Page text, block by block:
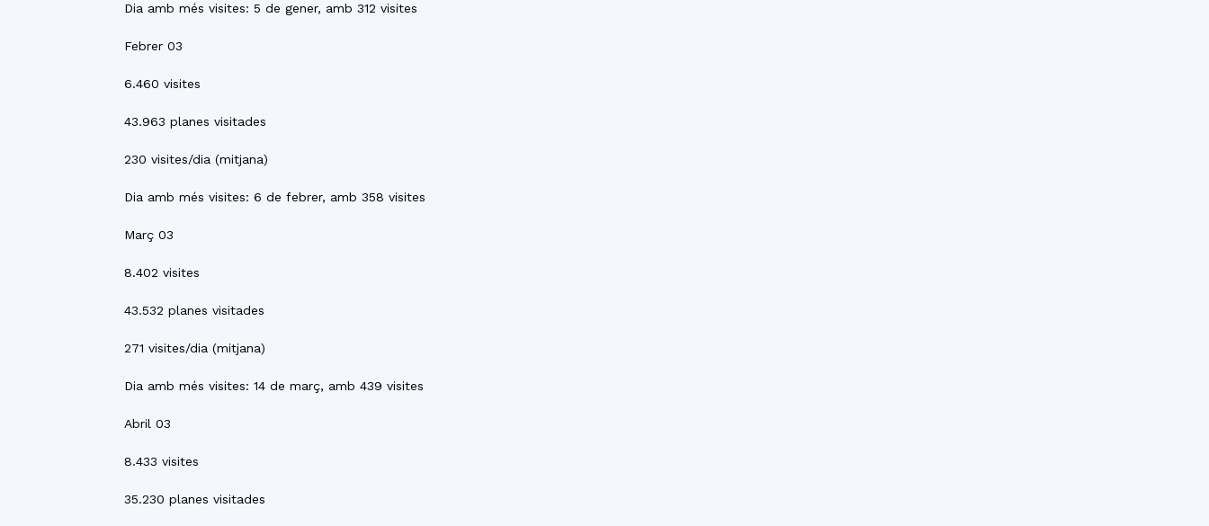
Dia amb més visites: 5 de gener, amb 312 visites
Febrer 03
6.460 visites
43.963 planes visitades
230 visites/dia (mitjana)
Dia amb més visites: 6 de febrer, amb 358 visites
Març 03
8.402 visites
43.532 planes visitades
271 visites/dia (mitjana)
Dia amb més visites: 14 de març, amb 439 visites
Abril 03
8.433 visites
35.230 planes visitades